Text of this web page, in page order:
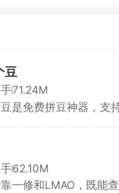
豆
71.24M
是免费拼豆神器，支
放大，大幅降低拼豆
画、自动统计豆子用
灵感社区可浏览分享
者必备工具。
62.10M
一修和LMAO，既能